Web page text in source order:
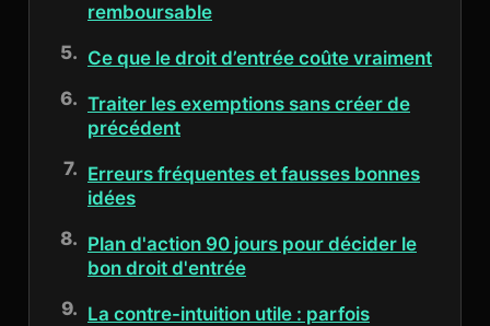
remboursable
Ce que le droit d’entrée coûte vraiment
Traiter les exemptions sans créer de
précédent
Erreurs fréquentes et fausses bonnes
idées
Plan d'action 90 jours pour décider le
bon droit d'entrée
La contre-intuition utile : parfois